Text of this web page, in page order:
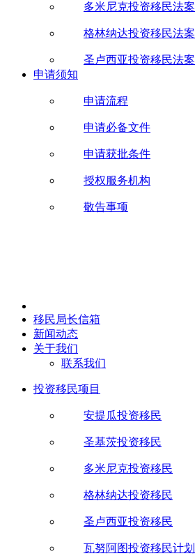
多米尼克投资移民法案
格林纳达投资移民法案
圣卢西亚投资移民法案
申请须知
申请流程
申请必备文件
申请获批条件
授权服务机构
敬告事项
移民局长信箱
新闻动态
关于我们
联系我们
投资移民项目
安提瓜投资移民
圣基茨投资移民
多米尼克投资移民
格林纳达投资移民
圣卢西亚投资移民
瓦努阿图投资移民计划